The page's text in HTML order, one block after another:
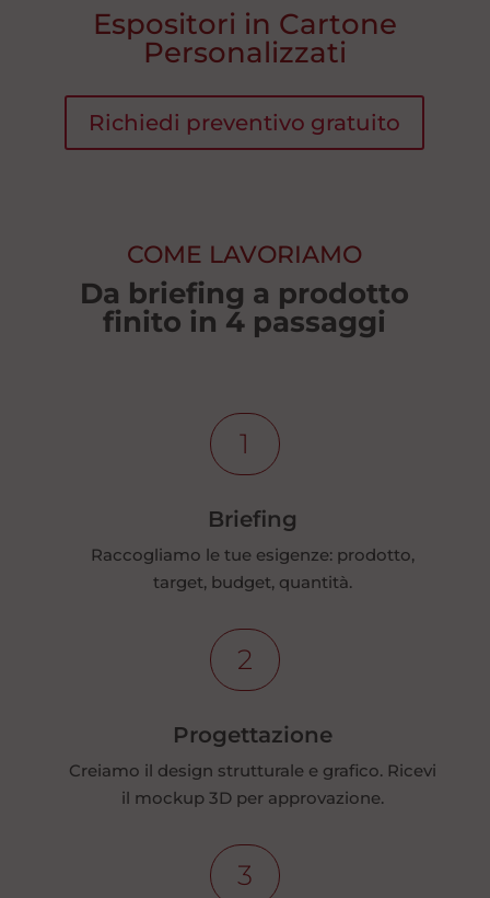
Espositori in Cartone
Personalizzati
Richiedi preventivo gratuito
COME LAVORIAMO
Da briefing a prodotto
finito in 4 passaggi
1
Briefing
Raccogliamo le tue esigenze: prodotto,
target, budget, quantità.
2
Progettazione
Creiamo il design strutturale e grafico. Ricevi
il mockup 3D per approvazione.
3